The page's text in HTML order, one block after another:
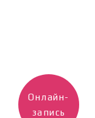
Онлайн-
запись